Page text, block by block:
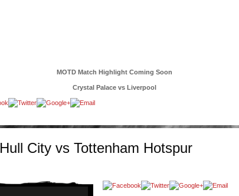
MOTD Match Highlight Coming Soon
Crystal Palace vs Liverpool
Hull City vs Tottenham Hotspur